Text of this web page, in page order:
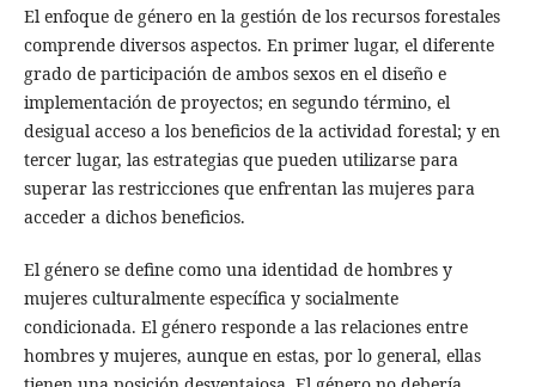
El enfoque de género en la gestión de los recursos forestales
comprende diversos aspectos. En primer lugar, el diferente
grado de participación de ambos sexos en el diseño e
implementación de proyectos; en segundo término, el
desigual acceso a los beneficios de la actividad forestal; y en
tercer lugar, las estrategias que pueden utilizarse para
superar las restricciones que enfrentan las mujeres para
acceder a dichos beneficios.
El género se define como una identidad de hombres y
mujeres culturalmente específica y socialmente
condicionada. El género responde a las relaciones entre
hombres y mujeres, aunque en estas, por lo general, ellas